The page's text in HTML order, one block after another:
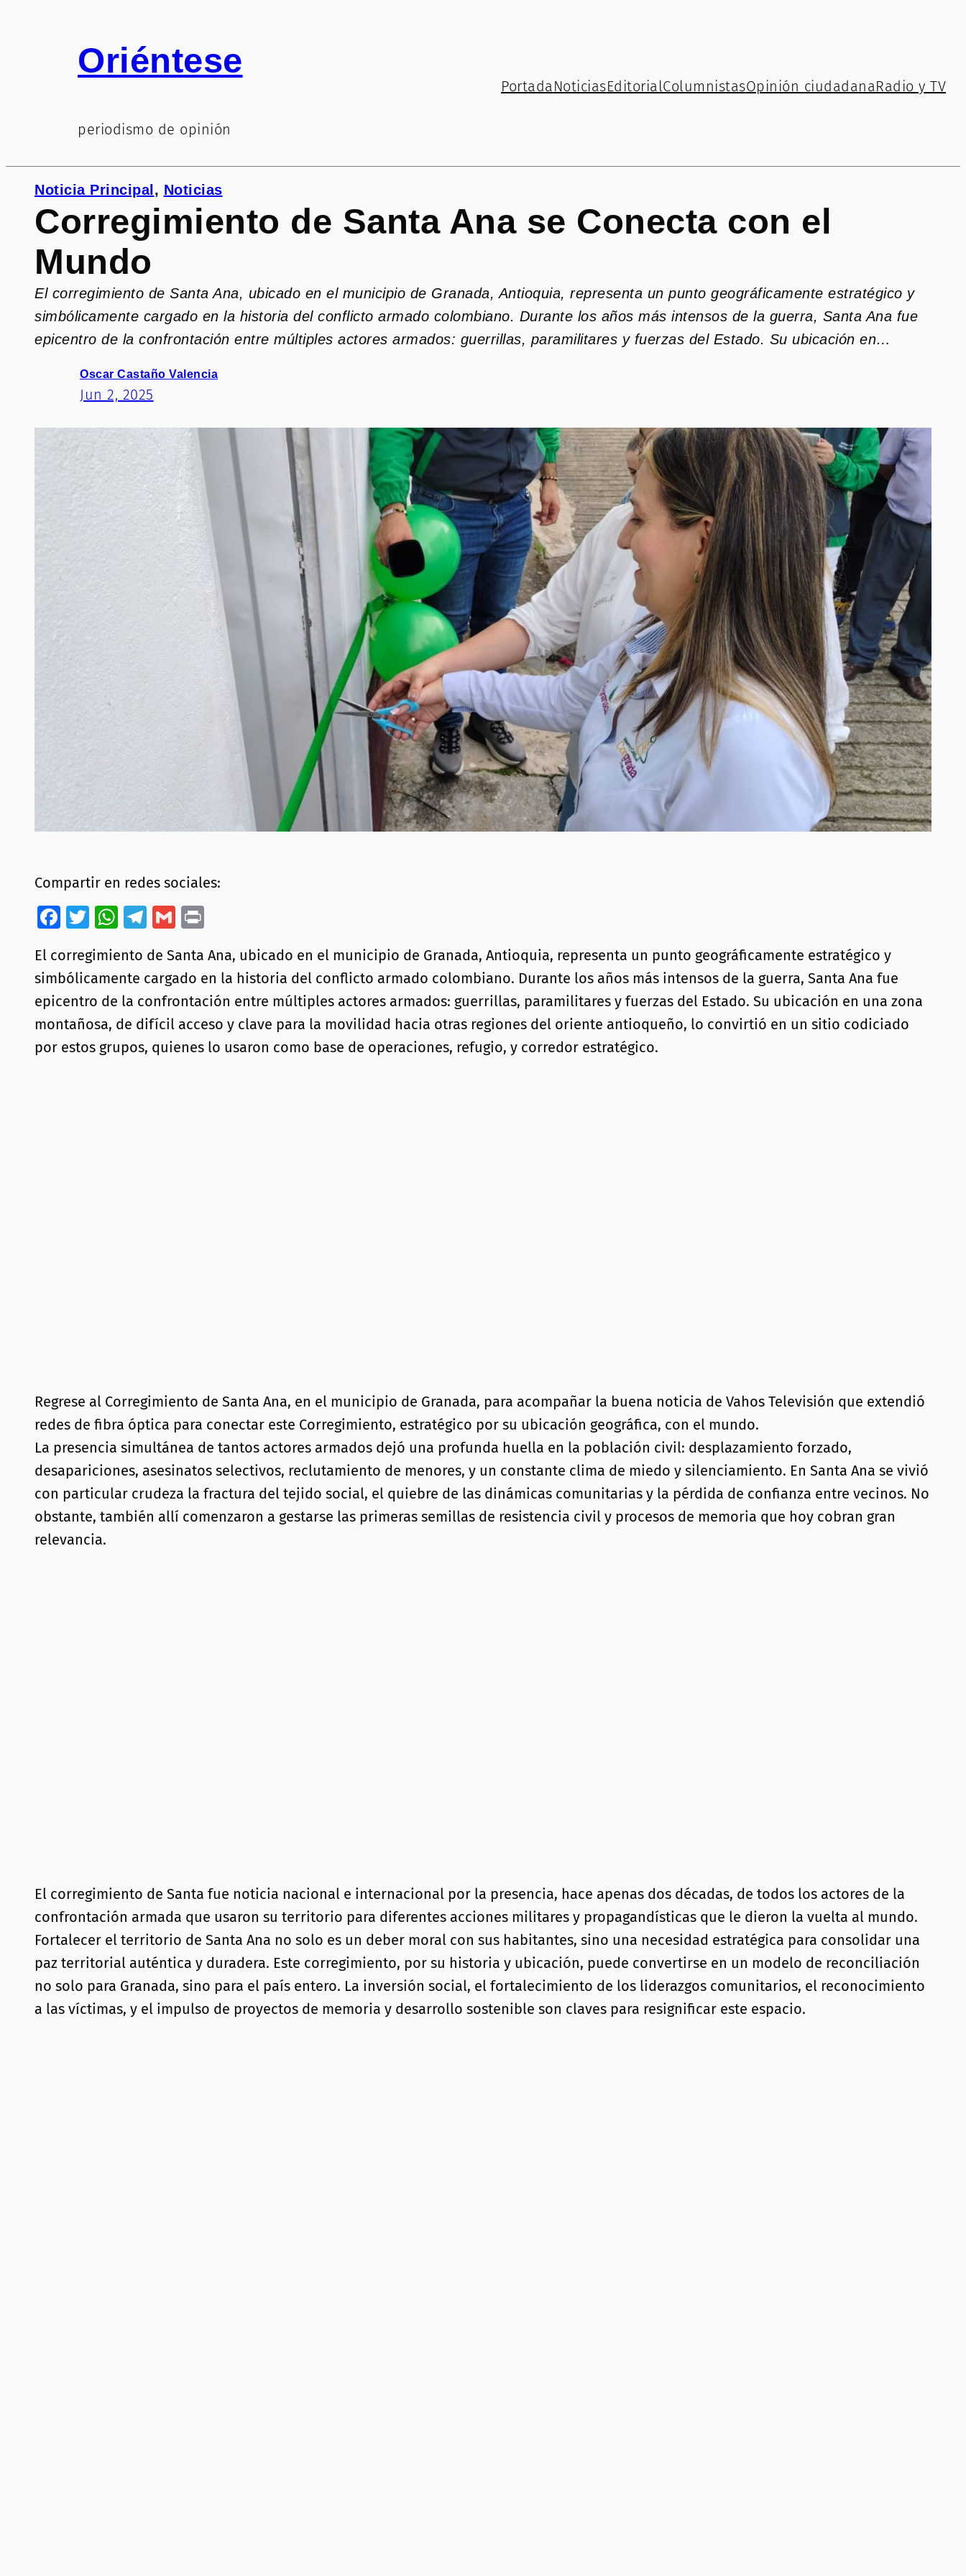
Oriéntese
periodismo de opinión
Portada NoticiasEditorialColumnistasOpinión ciudadanaRadio y TV
Noticia Principal , Noticias
Corregimiento de Santa Ana se Conecta con el
Mundo
El corregimiento de Santa Ana, ubicado en el municipio de Granada, Antioquia, representa un punto geográficamente estratégico y
simbólicamente cargado en la historia del conflicto armado colombiano. Durante los años más intensos de la guerra, Santa Ana fue
epicentro de la confrontación entre múltiples actores armados: guerrillas, paramilitares y fuerzas del Estado. Su ubicación en…
Oscar Castaño Valencia
Jun 2, 2025
Compartir en redes sociales:
Facebook
Twitter
WhatsApp
Telegram
Gmail
El corregimiento de Santa Ana, ubicado en el municipio de Granada, Antioquia, representa un punto geográficamente estratégico y
simbólicamente cargado en la historia del conflicto armado colombiano. Durante los años más intensos de la guerra, Santa Ana fue
epicentro de la confrontación entre múltiples actores armados: guerrillas, paramilitares y fuerzas del Estado. Su ubicación en una zona
montañosa, de difícil acceso y clave para la movilidad hacia otras regiones del oriente antioqueño, lo convirtió en un sitio codiciado
por estos grupos, quienes lo usaron como base de operaciones, refugio, y corredor estratégico.
Regrese al Corregimiento de Santa Ana, en el municipio de Granada, para acompañar la buena noticia de Vahos Televisión que extendió
redes de fibra óptica para conectar este Corregimiento, estratégico por su ubicación geográfica, con el mundo.
La presencia simultánea de tantos actores armados dejó una profunda huella en la población civil: desplazamiento forzado,
desapariciones, asesinatos selectivos, reclutamiento de menores, y un constante clima de miedo y silenciamiento. En Santa Ana se vivió
con particular crudeza la fractura del tejido social, el quiebre de las dinámicas comunitarias y la pérdida de confianza entre vecinos. No
obstante, también allí comenzaron a gestarse las primeras semillas de resistencia civil y procesos de memoria que hoy cobran gran
relevancia.
El corregimiento de Santa fue noticia nacional e internacional por la presencia, hace apenas dos décadas, de todos los actores de la
confrontación armada que usaron su territorio para diferentes acciones militares y propagandísticas que le dieron la vuelta al mundo.
Fortalecer el territorio de Santa Ana no solo es un deber moral con sus habitantes, sino una necesidad estratégica para consolidar una
paz territorial auténtica y duradera. Este corregimiento, por su historia y ubicación, puede convertirse en un modelo de reconciliación
no solo para Granada, sino para el país entero. La inversión social, el fortalecimiento de los liderazgos comunitarios, el reconocimiento
a las víctimas, y el impulso de proyectos de memoria y desarrollo sostenible son claves para resignificar este espacio.